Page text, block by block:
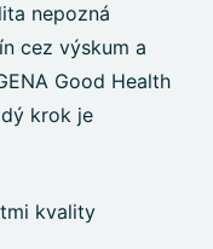
nepozná
cez výskum a
Good Health
krok je
kvality